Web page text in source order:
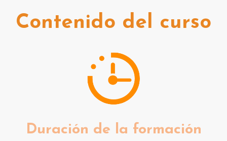
Contenido del curso
Duración de la formación